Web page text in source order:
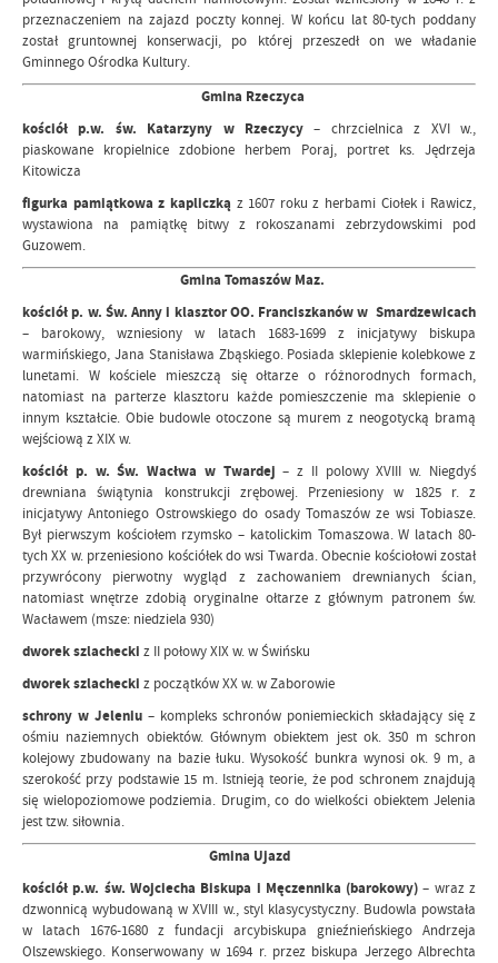
przeznaczeniem na zajazd poczty konnej. W końcu lat 80-tych poddany
został gruntownej konserwacji, po której przeszedł on we władanie
Gminnego Ośrodka Kultury.
Gmina Rzeczyca
kościół p.w. św. Katarzyny w Rzeczycy – chrzcielnica z XVI w.,
piaskowane kropielnice zdobione herbem Poraj, portret ks. Jędrzeja
Kitowicza
figurka pamiątkowa z kapliczką z 1607 roku z herbami Ciołek i Rawicz,
wystawiona na pamiątkę bitwy z rokoszanami zebrzydowskimi pod
Guzowem.
Gmina Tomaszów Maz.
kościół p. w. Św. Anny i klasztor OO. Franciszkanów w Smardzewicach
– barokowy, wzniesiony w latach 1683-1699 z inicjatywy biskupa
warmińskiego, Jana Stanisława Zbąskiego. Posiada sklepienie kolebkowe z
lunetami. W kościele mieszczą się ołtarze o różnorodnych formach,
natomiast na parterze klasztoru każde pomieszczenie ma sklepienie o
innym kształcie. Obie budowle otoczone są murem z neogotycką bramą
wejściową z XIX w.
kościół p. w. Św. Wacłwa w Twardej– z II polowy XVIII w. Niegdyś
drewniana świątynia konstrukcji zrębowej. Przeniesiony w 1825 r. z
inicjatywy Antoniego Ostrowskiego do osady Tomaszów ze wsi Tobiasze.
Był pierwszym kościołem rzymsko – katolickim Tomaszowa. W latach 80-
tych XX w. przeniesiono kościółek do wsi Twarda. Obecnie kościołowi został
przywrócony pierwotny wygląd z zachowaniem drewnianych ścian,
natomiast wnętrze zdobią oryginalne ołtarze z głównym patronem św.
Wacławem (msze: niedziela 930)
dworek szlachecki z II połowy XIX w. w Świńsku
dworek szlachecki z początków XX w. w Zaborowie
schrony w Jeleniu – kompleks schronów poniemieckich składający się z
ośmiu naziemnych obiektów. Głównym obiektem jest ok. 350 m schron
kolejowy zbudowany na bazie łuku. Wysokość bunkra wynosi ok. 9 m, a
szerokość przy podstawie 15 m. Istnieją teorie, że pod schronem znajdują
się wielopoziomowe podziemia. Drugim, co do wielkości obiektem Jelenia
jest tzw. siłownia.
Gmina Ujazd
kościół p.w. św. Wojciecha Biskupa i Męczennika (barokowy) – wraz z
dzwonnicą wybudowaną w XVIII w., styl klasycystyczny. Budowla powstała
w latach 1676-1680 z fundacji arcybiskupa gnieźnieńskiego Andrzeja
Olszewskiego. Konserwowany w 1694 r. przez biskupa Jerzego Albrechta